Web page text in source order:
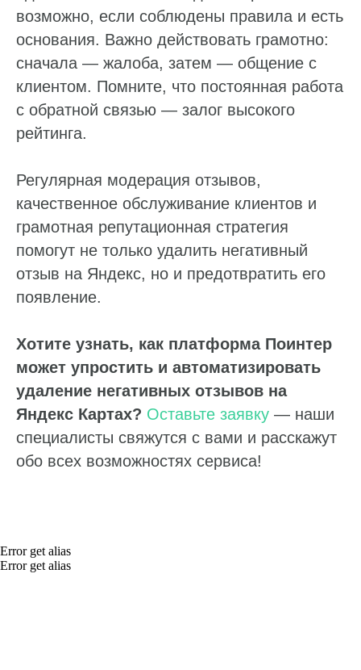
возможно, если соблюдены правила и есть
основания. Важно действовать грамотно:
сначала — жалоба, затем — общение с
клиентом. Помните, что постоянная работа
с обратной связью — залог высокого
рейтинга.
Регулярная модерация отзывов,
качественное обслуживание клиентов и
грамотная репутационная стратегия
помогут не только удалить негативный
отзыв на Яндекс, но и предотвратить его
появление.
Хотите узнать, как платформа Поинтер
может упростить и автоматизировать
удаление негативных отзывов на
Яндекс Картах? Оставьте заявку — наши
специалисты свяжутся с вами и расскажут
обо всех возможностях сервиса!
Error get alias
Error get alias
e-mail: help@pntr.io
+7(800)555-41-36